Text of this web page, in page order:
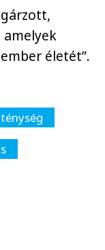
amelyek
életét”.